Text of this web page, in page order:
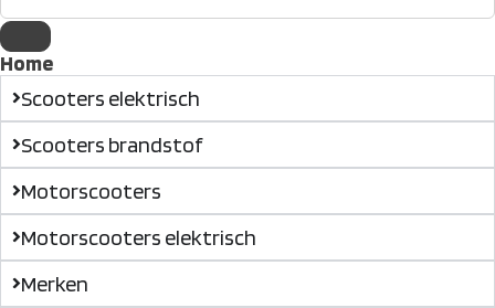
Home
Scooters elektrisch
Scooters brandstof
Motorscooters
Motorscooters elektrisch
Merken